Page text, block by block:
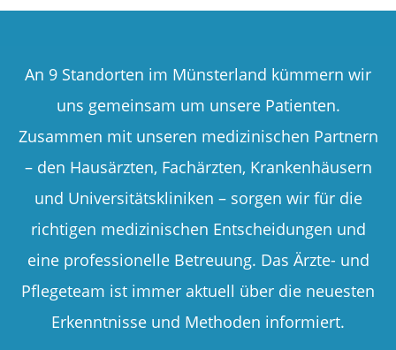
An 9 Standorten im Münsterland kümmern wir
uns gemeinsam um unsere Patienten.
Zusammen mit unseren medizinischen Partnern
– den Hausärzten, Fachärzten, Krankenhäusern
und Universitätskliniken – sorgen wir für die
richtigen medizinischen Entscheidungen und
eine professionelle Betreuung. Das Ärzte- und
Pflegeteam ist immer aktuell über die neuesten
Erkenntnisse und Methoden informiert.